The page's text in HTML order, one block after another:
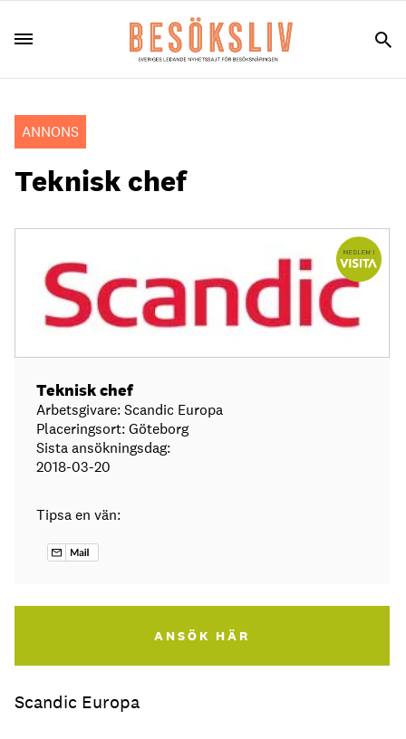
ANNONS
Teknisk chef
Scandic Europa
Teknisk chef
Arbetsgivare: Scandic Europa
Placeringsort: Göteborg
Sista ansökningsdag:
2018-03-20
Tipsa en vän:
ANSÖK HÄR